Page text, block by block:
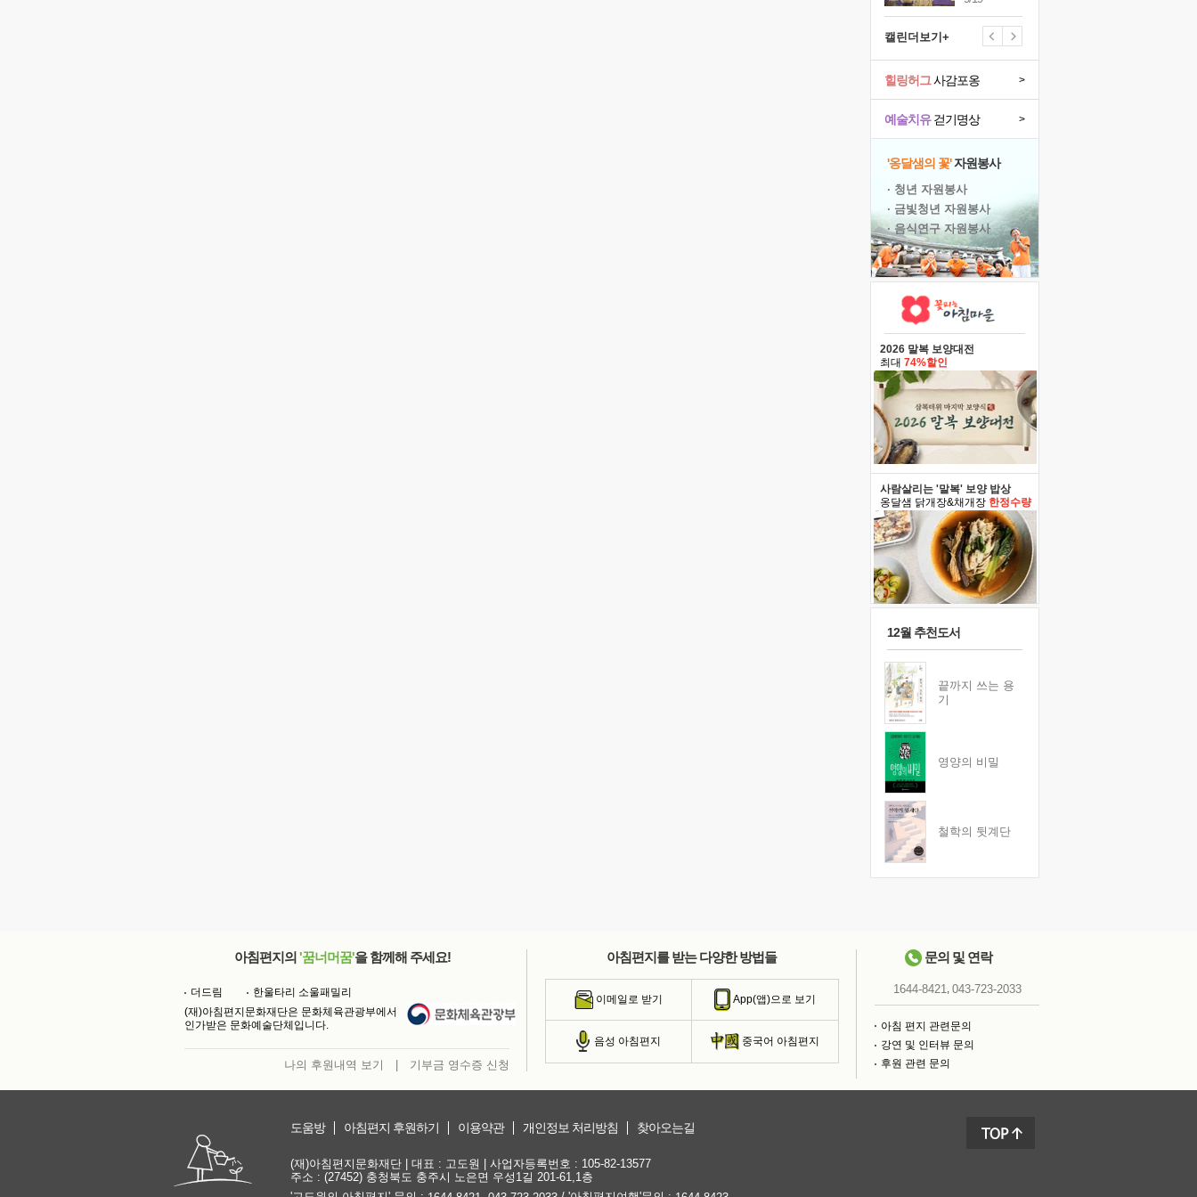
캘린더보기+
예술치유걷기명상 >
힐링허그사감포옹 >
'옹달샘의 꽃'자원봉사
· 청년 자원봉사
· 금빛청년 자원봉사
· 음식연구 자원봉사
2026 말복 보양대전
최대 74%할인
사람살리는 '말복' 보양 밥상
옹달샘 닭개장&채개장 한정수량
12월 추천도서
끝까지 쓰는 용
기
영양의 비밀
철학의 뒷계단
아침편지의 '꿈너머꿈'을 함께해 주세요!
더드림
한울타리 소울패밀리
(재)아침편지문화재단은 문화체육관광부에서
인가받은 문화예술단체입니다.
나의 후원내역 보기 기부금 영수증 신청
아침편지를 받는 다양한 방법들
이메일로 받기 App(앱)으로 보기
음성 아침편지 중국어 아침편지
문의 및 연락
1644-8421, 043-723-2033
아침 편지 관련문의
강연 및 인터뷰 문의
후원 관련 문의
도움방 아침편지 후원하기 이용약관 개인정보 처리방침 찾아오는길
(재)아침편지문화재단 | 대표 : 고도원 | 사업자등록번호 : 105-82-13577
주소 : (27452) 충청북도 충주시 노은면 우성1길 201-61,1층